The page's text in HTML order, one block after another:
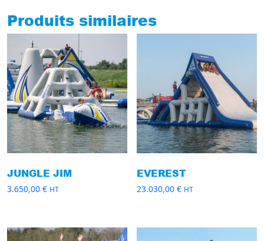
Produits similaires
JUNGLE JIM
3.650,00 € HT
EVEREST
23.030,00€ HT